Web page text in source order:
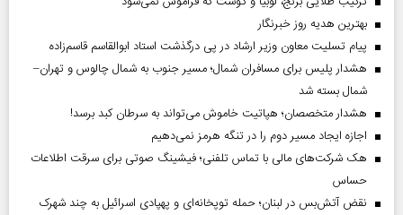
بهترین هدیه روز خبرنگار
پیام تسلیت معاون وزیر ارشاد در پی درگذشت استاد ابوالقاسم قاسم‌زاده
هشدار پلیس برای مسافران شمال؛ مسیر جنوب به شمال چالوس و تهران–
شمال بسته شد
هشدار متخصصان؛ هپاتیت خاموش می‌تواند به سرطان کبد برسد!
اجازه ایجاد مسیر دوم را در تنگه هرمز نمی‌دهیم
هک شرکت‌های مالی با تماس تلفنی؛ فیشینگ صوتی برای سرقت اطلاعات
حساس
نقض آتش‌بس در لبنان؛ حمله توپخانه‌ای و پهپادی اسرائیل به چند شهرک